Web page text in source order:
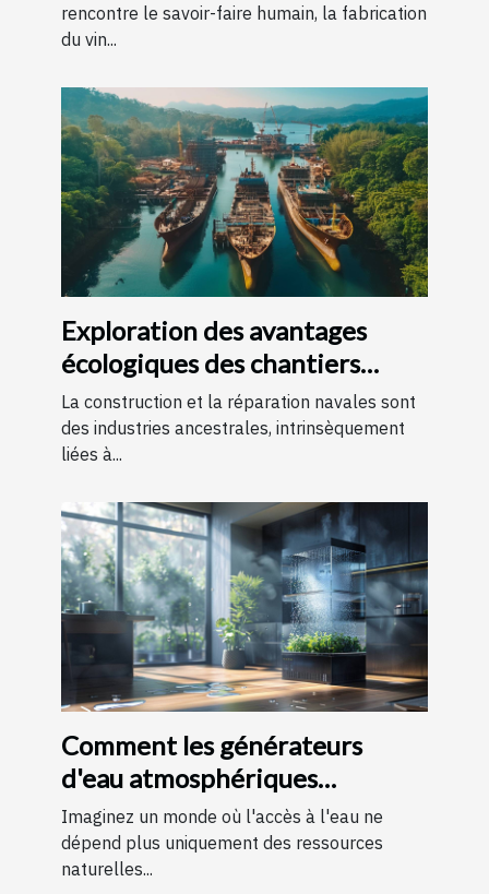
rencontre le savoir-faire humain, la fabrication
du vin...
Exploration des avantages
écologiques des chantiers
navals locaux
La construction et la réparation navales sont
des industries ancestrales, intrinsèquement
liées à...
Comment les générateurs
d'eau atmosphériques
favorisent l'autonomie en eau
Imaginez un monde où l'accès à l'eau ne
dépend plus uniquement des ressources
naturelles...